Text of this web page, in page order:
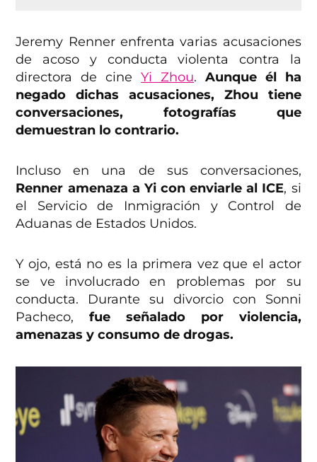
Jeremy Renner enfrenta varias acusaciones
de acoso y conducta violenta contra la
directora de cineYi Zhou. Aunque él ha
negado dichas acusaciones, Zhou tiene
conversaciones, fotografías que
demuestran lo contrario.
Incluso en una de sus conversaciones,
Renner amenaza a Yi con enviarle al ICE, si
el Servicio de Inmigración y Control de
Aduanas de Estados Unidos.
Y ojo, está no es la primera vez que el actor
se ve involucrado en problemas por su
conducta. Durante su divorcio con Sonni
Pacheco,fue señalado por violencia,
amenazas y consumo de drogas.